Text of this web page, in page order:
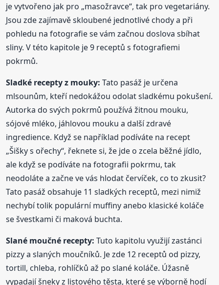
je vytvořeno jak pro „masožravce“, tak pro vegetariány.
Jsou zde zajímavě skloubené jednotlivé chody a při
pohledu na fotografie se vám začnou doslova sbíhat
sliny. V této kapitole je 9 receptů s fotografiemi
pokrmů.
Sladké recepty z mouky: Tato pasáž je určena
mlsounům, kteří nedokážou odolat sladkému pokušení.
Autorka do svých pokrmů používá žitnou mouku,
sójové mléko, jáhlovou mouku a další zdravé
ingredience. Když se například podíváte na recept
„Šišky s ořechy“, řeknete si, že jde o zcela běžné jídlo,
ale když se podíváte na fotografii pokrmu, tak
neodoláte a začne ve vás hlodat červíček, co to zkusit?
Tato pasáž obsahuje 11 sladkých receptů, mezi nimiž
nechybí tolik populární muffiny anebo klasické koláče
se švestkami či maková buchta.
Slané moučné recepty: Tuto kapitolu využijí zastánci
pizzy a slaných moučníků. Je zde 12 receptů od pizzy,
tortill, chleba, rohlíčků až po slané koláče. Úžasně
vypadají šneky z listového těsta, které se výborně hodí